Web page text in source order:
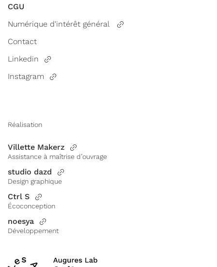
CGU
Numérique d'intérêt général
Contact
Linkedin
Instagram
Réalisation
Villette Makerz
Assistance à maîtrise d’ouvrage
studio dazd
Design graphique
Ctrl S
Écoconception
noesya
Développement